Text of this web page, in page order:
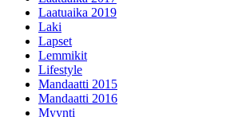
Laatuaika 2019
Laki
Lapset
Lemmikit
Lifestyle
Mandaatti 2015
Mandaatti 2016
Myynti